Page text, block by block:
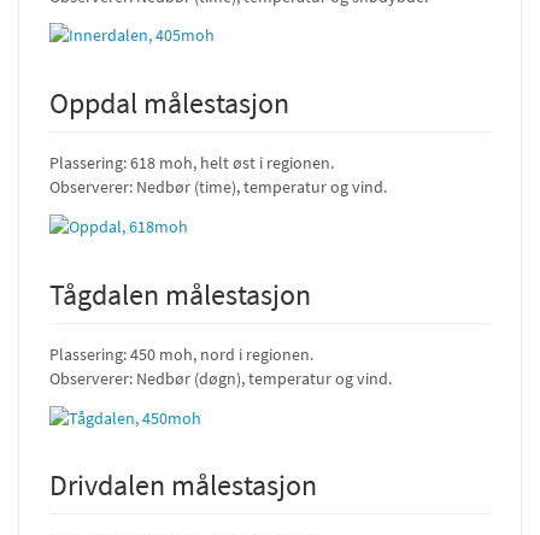
Oppdal målestasjon
Plassering: 618 moh, helt øst i regionen.
Observerer: Nedbør (time), temperatur og vind.
Tågdalen målestasjon
Plassering: 450 moh, nord i regionen.
Observerer: Nedbør (døgn), temperatur og vind.
Drivdalen målestasjon